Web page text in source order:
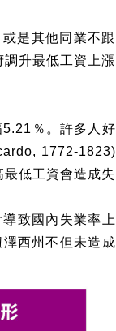
是其他同業不跟
升最低工資上漲
5.21 ％。許多人好
1772-1823)
低工資會造成失
致國內失業率上
西州不但未造成